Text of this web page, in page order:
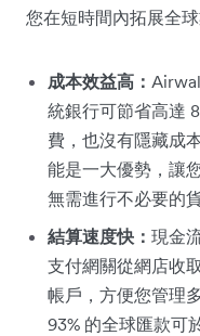
您在短時間內拓展全球
成本效益高：
統銀行可節省高達
費，也沒有隱藏成
能是一大優勢，讓
無需進行不必要的
結算速度快： 現金
支付網關從網店收
帳戶，方便您管理
93% 的全球匯款可